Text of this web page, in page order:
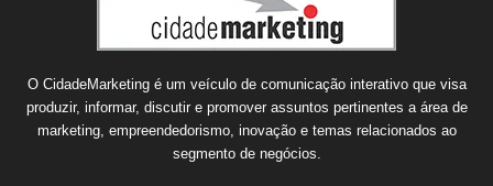
O CidadeMarketing é um veículo de comunicação interativo que visa
produzir, informar, discutir e promover assuntos pertinentes a área de
marketing, empreendedorismo, inovação e temas relacionados ao
segmento de negócios.